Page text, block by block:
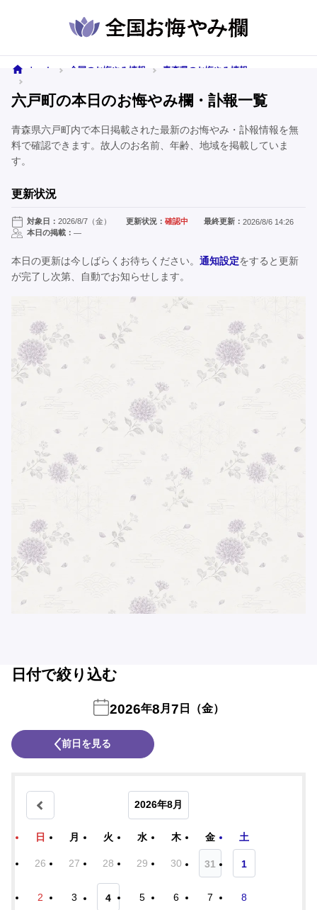
ホーム 全国のお悔やみ情報
青森県のお悔やみ情報
六戸町の本日のお悔やみ欄・訃報一覧
青森県六戸町内で本日掲載された最新のお悔やみ・訃報情報を無
料で確認できます。故人のお名前、年齢、地域を掲載していま
す。
更新状況
対象日： 2026/8/7（金） 更新状況：確認中 最終更新： 2026/8/6 14:26
本日の掲載： —
本日の更新は今しばらくお待ちください。 通知設定をすると更新
が完了し次第、自動でお知らせします。
日付で絞り込む
前日を見る
2026年8 月 7 日（金）
2026年8月
日 月 火 水 木 金 土
26 27 28 29 30 31 1
2 3 4 5 6 7 8